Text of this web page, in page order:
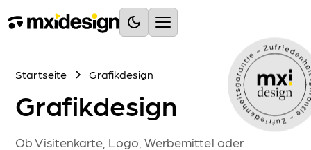
Projekte
Startseite Grafikdesign
Grafikdesign
Ob Visitenkarte, Logo, Werbemittel oder